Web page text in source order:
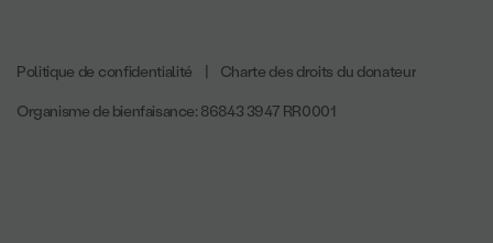
Politique de confidentialité |
Charte des droits du donateur
Organisme de bienfaisance: 86843 3947 RR0001